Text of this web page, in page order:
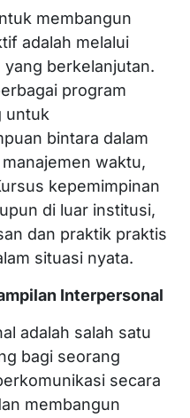
membangun
adalah melalui
berkelanjutan.
program
untuk
bintara dalam
waktu,
kepemimpinan
di luar institusi,
dan praktik praktis
situasi nyata.
Interpersonal
adalah salah satu
bagi seorang
secara
membangun